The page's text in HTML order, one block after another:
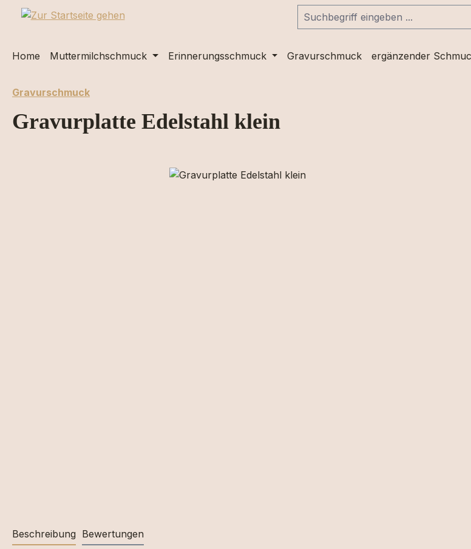
Hauptinhalt springen
Zur Suche springen
Zur Hauptnavigation springen
Home Muttermilchschmuck Erinnerungsschmuck Gravurschmuck ergänzender
Gravurschmuck
Gravurplatte Edelstahl klein
Beschreibung Bewertungen